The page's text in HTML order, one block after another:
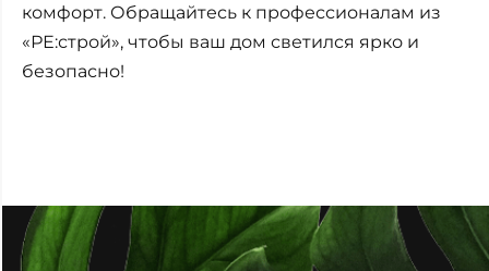
комфорт. Обращайтесь к профессионалам из
«РЕ:строй», чтобы ваш дом светился ярко и
безопасно!